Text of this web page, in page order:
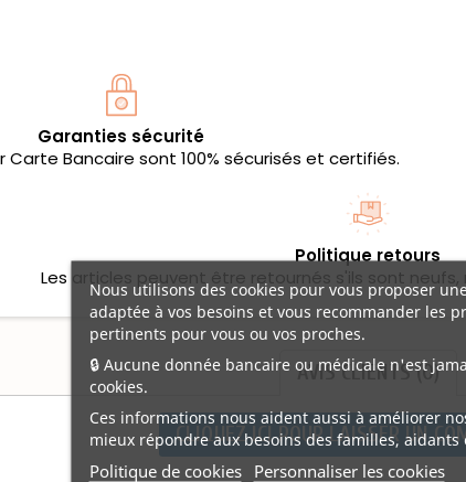
Garanties sécurité
Carte Bancaire sont 100% sécurisés et certifiés.
Politique retours
Les articles peuvent être retournés s'ils sont
AVIS CLIENTS (0)
CLIQUEZ ICI POUR LAISSER UN
Nous utilisons des cookies pour vous proposer
adaptée à vos besoins et vous recommander les
pertinents pour vous ou vos proches.
🔒 Aucune donnée bancaire ou médicale n'est
cookies.
Ces informations nous aident aussi à améliorer
mieux répondre aux besoins des familles, aidants
Politique de cookies Personnaliser les cookies